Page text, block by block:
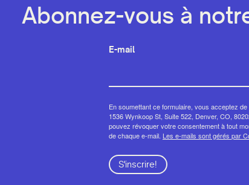
Abonnez-vous à
E-mail
En soumettant ce formulaire, vous acceptez
1536 Wynkoop St, Suite 522, Denver, CO,
pouvez révoquer votre consentement à tout
de chaque e-mail. Les e-mails sont gérés par
S'inscrire!